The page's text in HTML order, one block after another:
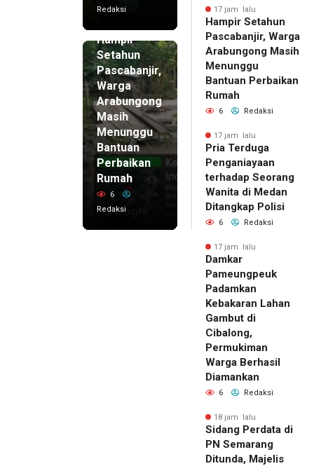
Redaksi
Hampir
Setahun
Pascabanjir,
Warga
Arabungong
Masih
Menunggu
Bantuan
Perbaikan
Rumah
6
Redaksi
17 jam lalu
Hampir Setahun
Pascabanjir, Warga
Arabungong Masih
Menunggu
Bantuan Perbaikan
Rumah
6 Redaksi
17 jam lalu
Pria Terduga
Penganiayaan
terhadap Seorang
Wanita di Medan
Ditangkap Polisi
6 Redaksi
17 jam lalu
Damkar
Pameungpeuk
Padamkan
Kebakaran Lahan
Gambut di
Cibalong,
Permukiman
Warga Berhasil
Diamankan
6 Redaksi
18 jam lalu
Sidang Perdata di
PN Semarang
Ditunda, Majelis